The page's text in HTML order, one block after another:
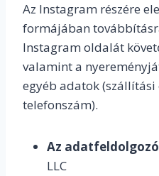
Az Instagram részére
formájában
Instagram oldalát
valamint a
egyéb adatok
telefonszám).
Az
LLC